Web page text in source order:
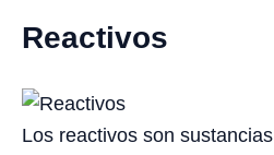
Reactivos
Los reactivos son